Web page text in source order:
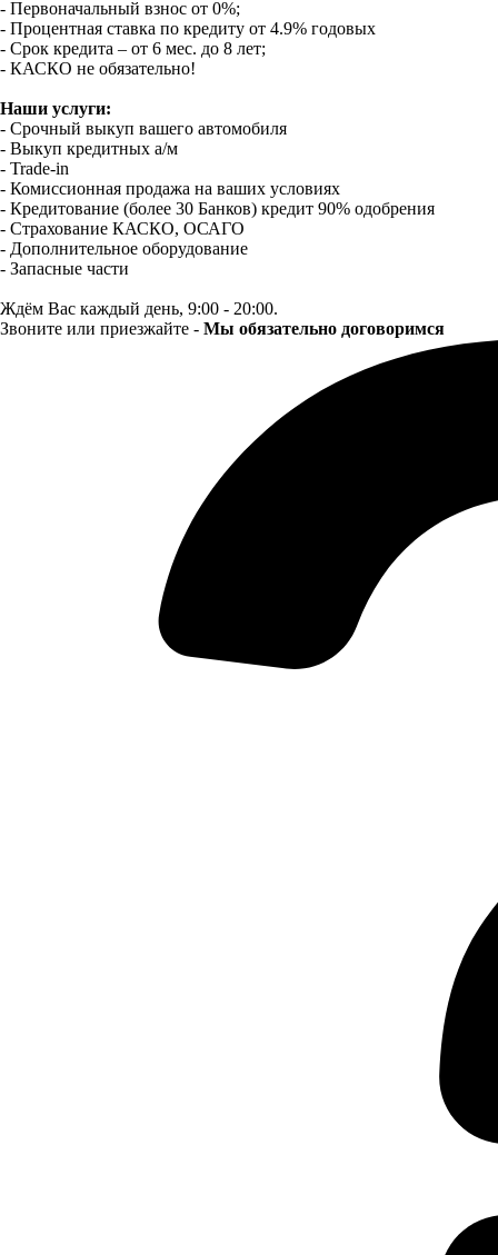
- Первоначальный взнос от 0%;
- Процентная ставка по кредиту от 4.9% годовых
- Срок кредита – от 6 мес. до 8 лет;
- КАСКО не обязательно!
Наши услуги:
- Срочный выкуп вашего автомобиля
- Выкуп кредитных а/м
- Trade-in
- Комиссионная продажа на ваших условиях
- Кредитование (более 30 Банков) кредит 90% одобрения
- Страхование КАСКО, ОСАГО
- Дополнительное оборудование
- Запасные части
Ждём Вас каждый день, 9:00 - 20:00.
Звоните или приезжайте - Мы обязательно договоримся